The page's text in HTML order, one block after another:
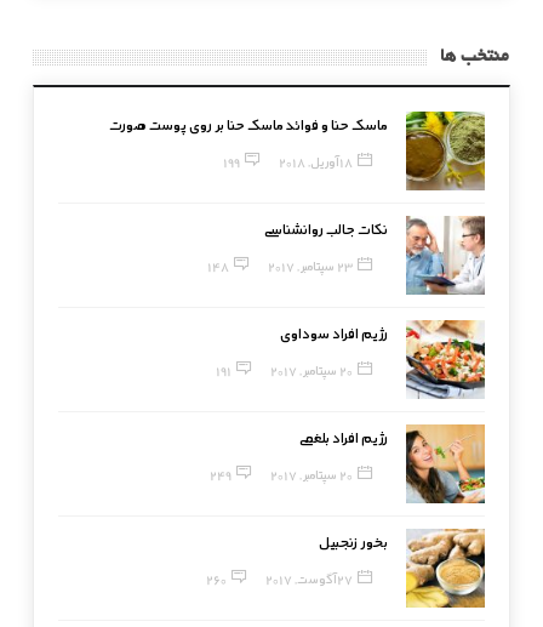
منتخب ها
ماسک حنا و فوائد ماسک حنا بر روی پوست صورت
18 آوریل, 2018 199
نکات جالب روانشناسی
23 سپتامبر, 2017 148
رژیم افراد سوداوی
20 سپتامبر, 2017 191
رژیم افراد بلغمی
20 سپتامبر, 2017 249
بخور زنجبیل
27 آگوست, 2017 260